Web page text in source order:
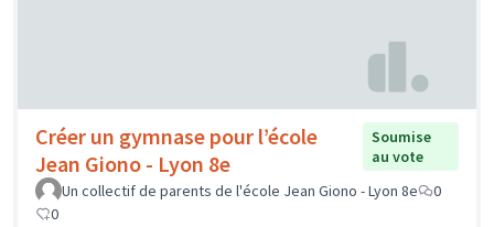
Créer un gymnase pour l’école
Jean Giono - Lyon 8e
Soumise
au vote
Un collectif de parents de l'école Jean Giono - Lyon 8e
0
0